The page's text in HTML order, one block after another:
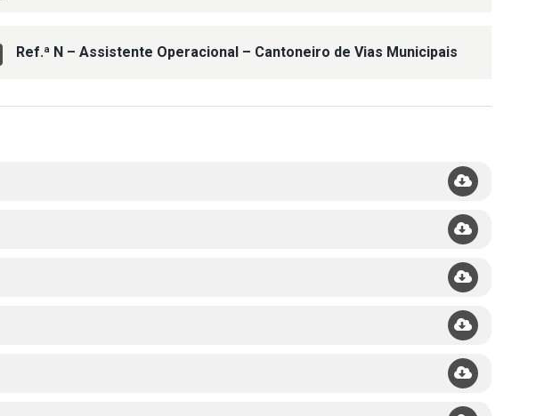
Ref.ª N – Assistente Operacional – Cantoneiro de Vias Municipais